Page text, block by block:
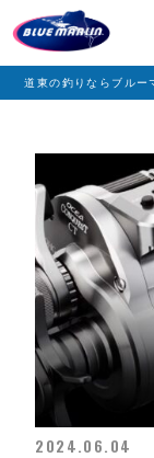
道東の釣りならブルー
2024.06.04